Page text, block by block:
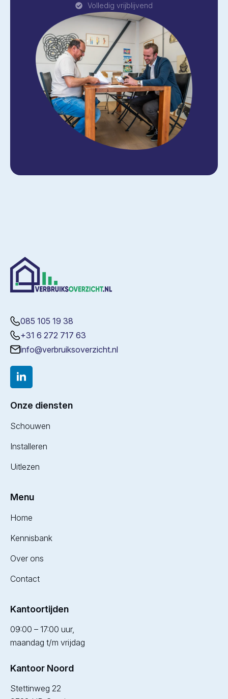
Volledig vrijblijvend
085 105 19 38
+31 6 272 717 63
info@verbruiksoverzicht.nl
Onze diensten
Schouwen
Installeren
Uitlezen
Menu
Home
Kennisbank
Over ons
Contact
Kantoortijden
09:00 – 17:00 uur,
maandag t/m vrijdag
Kantoor Noord
Stettinweg 22